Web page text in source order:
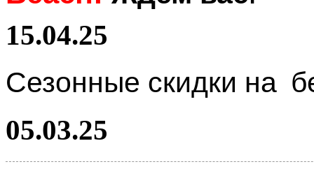
15.04.25
Сезонные скидки на
05.03.25